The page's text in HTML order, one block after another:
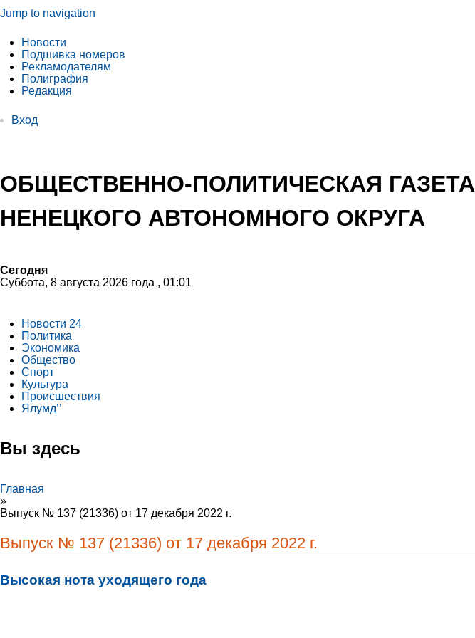
Jump to navigation
Новости
Подшивка номеров
Рекламодателям
Полиграфия
Редакция
Вход
ОБЩЕСТВЕННО-ПОЛИТИЧЕСКАЯ ГАЗЕТА
НЕНЕЦКОГО АВТОНОМНОГО ОКРУГА
Сегодня
Суббота, 8 августа 2026 года , 01:01
Новости 24
Политика
Экономика
Общество
Спорт
Культура
Происшествия
Ялумд’’
Вы здесь
Главная
»
Выпуск № 137 (21336) от 17 декабря 2022 г.
Выпуск № 137 (21336) от 17 декабря 2022 г.
Высокая нота уходящего года